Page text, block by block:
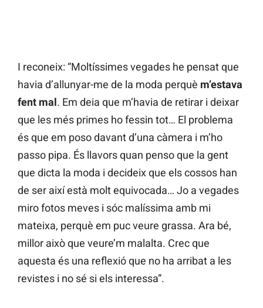
I reconeix: “Moltíssimes vegades he pensat que
havia d’allunyar-me de la moda perquè m’estava
fent mal. Em deia que m’havia de retirar i deixar
que les més primes ho fessin tot… El problema
és que em poso davant d’una càmera i m’ho
passo pipa. És llavors quan penso que la gent
que dicta la moda i decideix que els cossos han
de ser així està molt equivocada… Jo a vegades
miro fotos meves i sóc malíssima amb mi
mateixa, perquè em puc veure grassa. Ara bé,
millor això que veure’m malalta. Crec que
aquesta és una reflexió que no ha arribat a les
revistes i no sé si els interessa”.